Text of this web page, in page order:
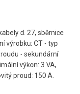
d. 27, sběrnice
výrobku: CT - typ
- sekundární
výkon: 3 VA,
proud: 150 A.